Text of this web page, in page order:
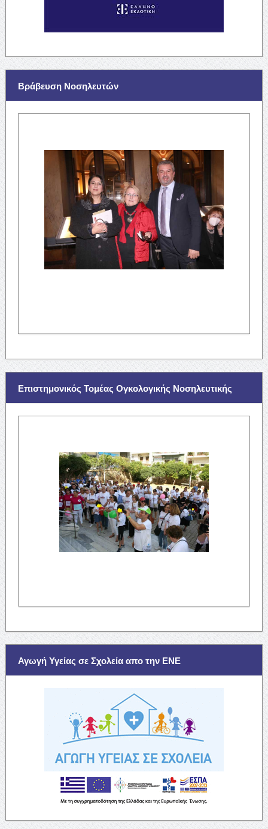
Βράβευση Νοσηλευτών
Επιστημονικός Τομέας Ογκολογικής Νοσηλευτικής
Αγωγή Υγείας σε Σχολεία απο την ΕΝΕ